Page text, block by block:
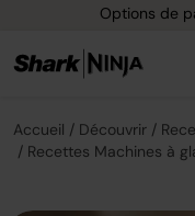
Options de
Accueil Découvrir
Recettes Machines à